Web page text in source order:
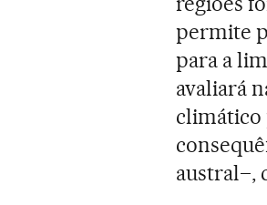
permite
para a
avaliará
climático
austral–,